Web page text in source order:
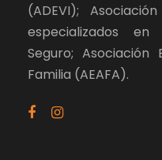
(ADEVI);
especializados en
Seguro; Asociación
Familia (AEAFA).